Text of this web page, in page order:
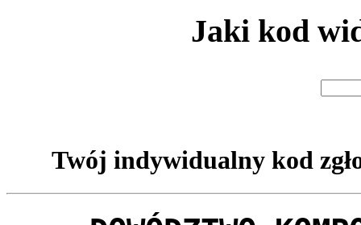
Jaki kod
Twój indywidualny kod